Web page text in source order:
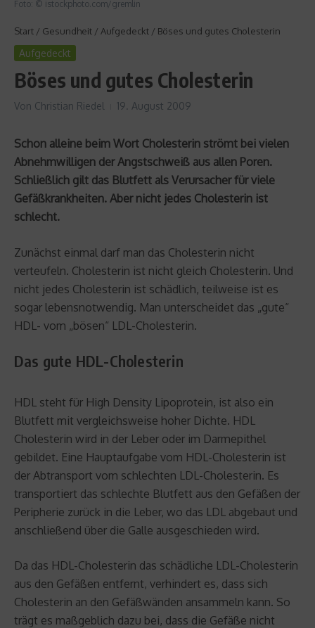
Foto: © istockphoto.com/gremlin
Start / Gesundheit / Aufgedeckt / Böses und gutes Cholesterin
Aufgedeckt
Böses und gutes Cholesterin
Von Christian Riedel 19. August 2009
Schon alleine beim Wort Cholesterin strömt bei vielen
Abnehmwilligen der Angstschweiß aus allen Poren.
Schließlich gilt das Blutfett als Verursacher für viele
Gefäßkrankheiten. Aber nicht jedes Cholesterin ist
schlecht.
Zunächst einmal darf man das Cholesterin nicht
verteufeln. Cholesterin ist nicht gleich Cholesterin. Und
nicht jedes Cholesterin ist schädlich, teilweise ist es
sogar lebensnotwendig. Man unterscheidet das „gute“
HDL- vom „bösen“ LDL-Cholesterin.
Das gute HDL-Cholesterin
HDL steht für High Density Lipoprotein, ist also ein
Blutfett mit vergleichsweise hoher Dichte. HDL
Cholesterin wird in der Leber oder im Darmepithel
gebildet. Eine Hauptaufgabe vom HDL-Cholesterin ist
der Abtransport vom schlechten LDL-Cholesterin. Es
transportiert das schlechte Blutfett aus den Gefäßen der
Peripherie zurück in die Leber, wo das LDL abgebaut und
anschließend über die Galle ausgeschieden wird.
Da das HDL-Cholesterin das schädliche LDL-Cholesterin
aus den Gefäßen entfernt, verhindert es, dass sich
Cholesterin an den Gefäßwänden ansammeln kann. So
trägt es maßgeblich dazu bei, dass die Gefäße nicht